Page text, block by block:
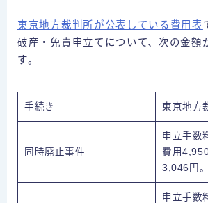
東京地方裁判所が公表している費用表
破産・免責申立てについて、次の金額
す。
手続き 東京地方
同時廃止事件
申立手数
費用
3,046円
申立手数